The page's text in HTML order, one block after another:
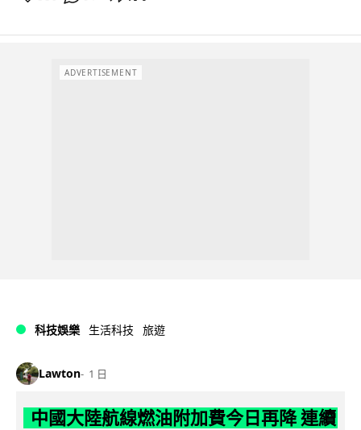
ADVERTISEMENT
科技娛樂 生活科技 旅遊
Lawton 1 日
中國大陸航線燃油附加費今日再降 連續